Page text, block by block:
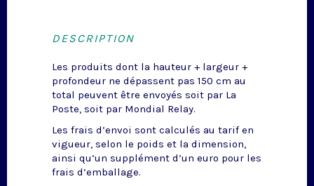
DESCRIPTION
Les produits dont la hauteur + largeur +
profondeur ne dépassent pas 150 cm au
total peuvent être envoyés soit par La
Poste, soit par Mondial Relay.
Les frais d’envoi sont calculés au tarif en
vigueur, selon le poids et la dimension,
ainsi qu’un supplément d’un euro pour les
frais d’emballage.